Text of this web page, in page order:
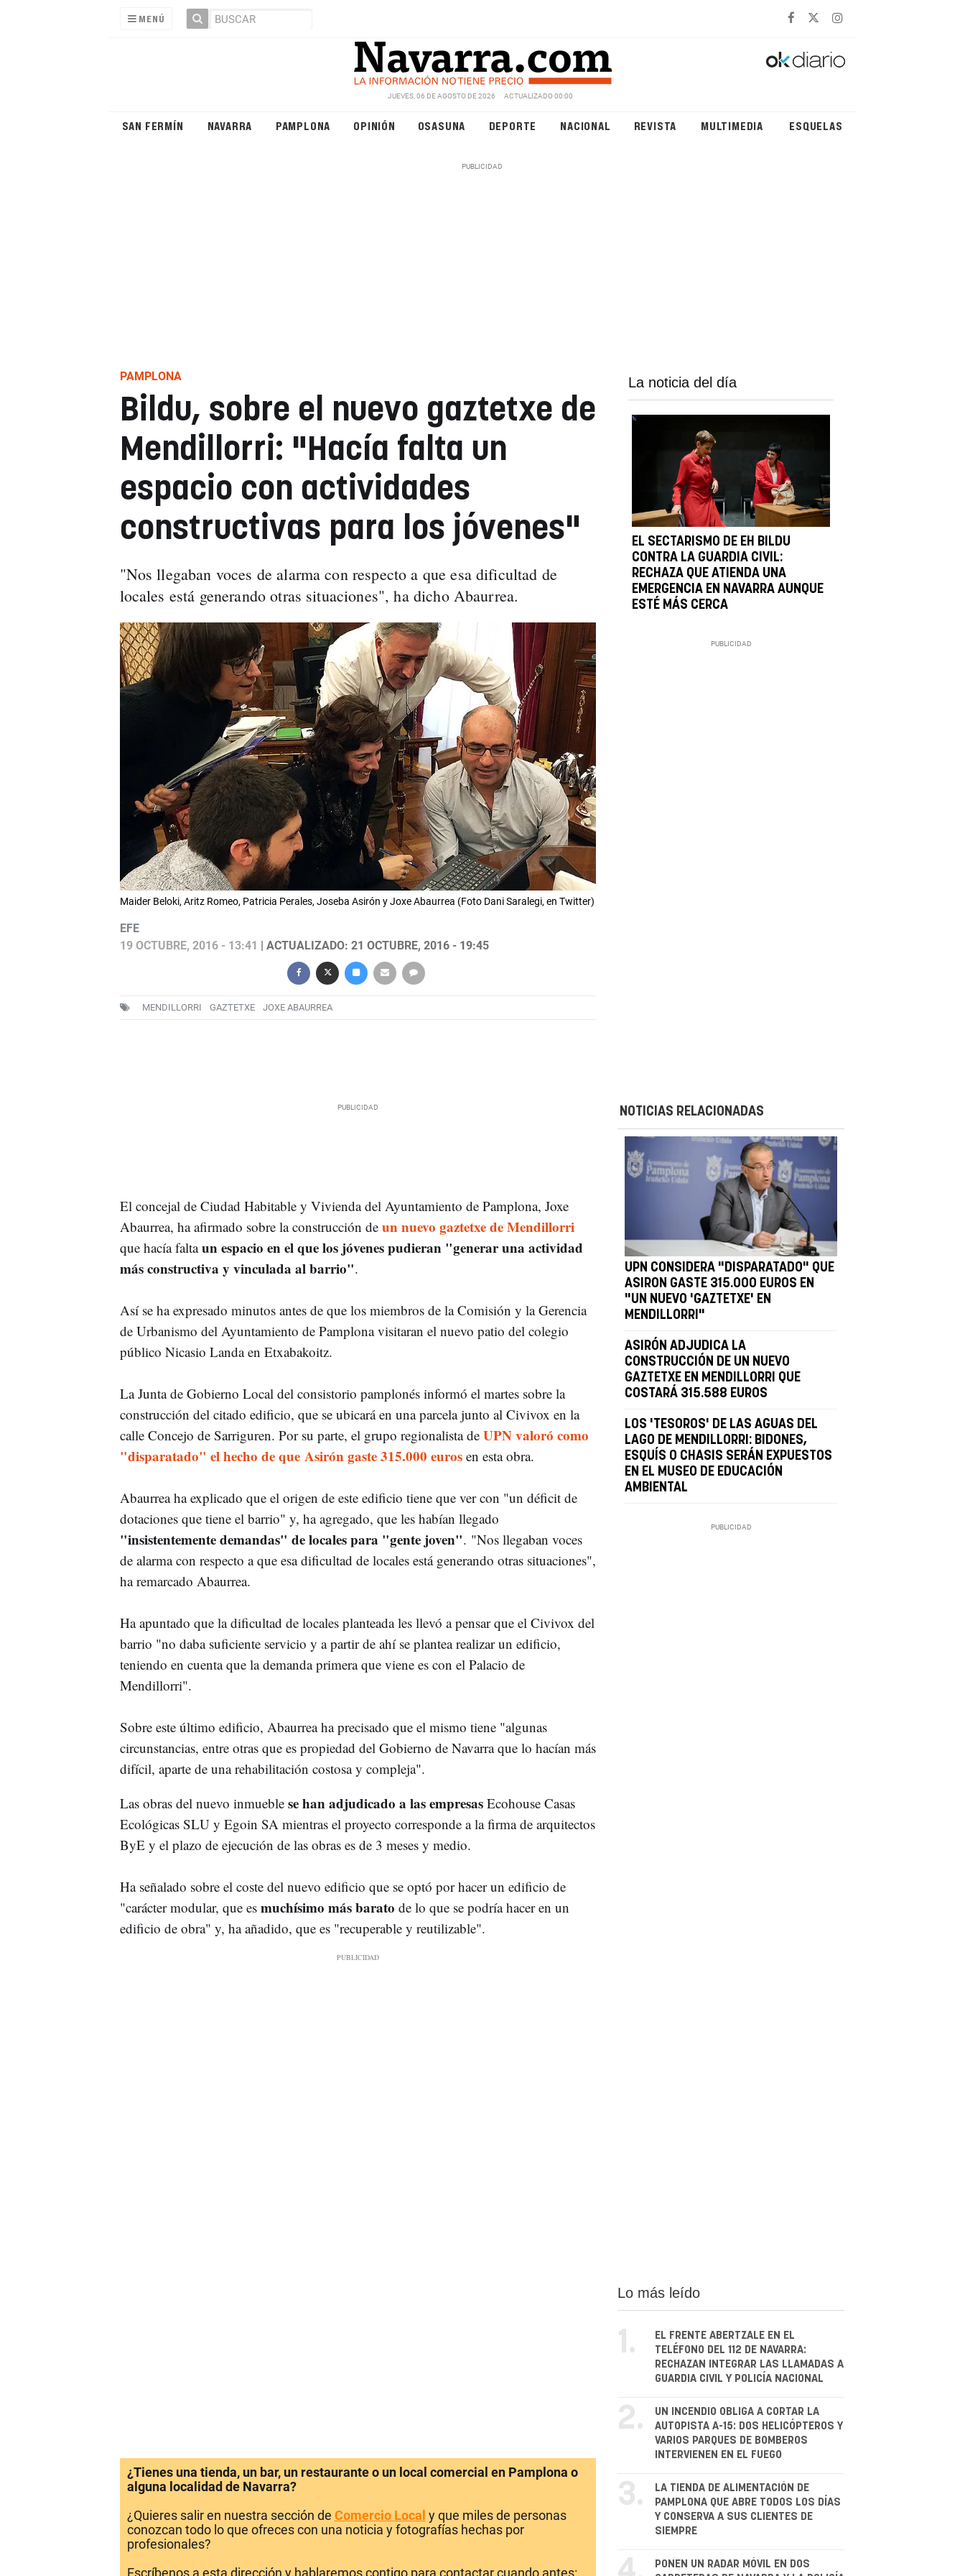
MENÚ
JUEVES, 06 DE AGOSTO DE 2026 ACTUALIZADO 00:00
SAN FERMÍN NAVARRA PAMPLONA OPINIÓN OSASUNA DEPORTE NACIONAL REVISTA MULTIMEDIA ESQUELAS
PAMPLONA
Bildu, sobre el nuevo gaztetxe de
Mendillorri: "Hacía falta un
espacio con actividades
constructivas para los jóvenes"
"Nos llegaban voces de alarma con respecto a que esa dificultad de
locales está generando otras situaciones", ha dicho Abaurrea.
Maider Beloki, Aritz Romeo, Patricia Perales, Joseba Asirón y Joxe Abaurrea (Foto Dani Saralegi, en Twitter)
EFE
19 OCTUBRE, 2016 - 13:41 | ACTUALIZADO: 21 OCTUBRE, 2016 - 19:45
MENDILLORRI GAZTETXE JOXE ABAURREA
La noticia del día
EL SECTARISMO DE EH BILDU
CONTRA LA GUARDIA CIVIL:
RECHAZA QUE ATIENDA UNA
EMERGENCIA EN NAVARRA AUNQUE
ESTÉ MÁS CERCA
El concejal de Ciudad Habitable y Vivienda del Ayuntamiento de Pamplona, Joxe
Abaurrea, ha afirmado sobre la construcción deun nuevo gaztetxe de Mendillorri
que hacía faltaun espacio en el que los jóvenes pudieran "generar una actividad
más constructiva y vinculada al barrio".
Así se ha expresado minutos antes de que los miembros de la Comisión y la Gerencia
de Urbanismo del Ayuntamiento de Pamplona visitaran el nuevo patio del colegio
público Nicasio Landa en Etxabakoitz.
La Junta de Gobierno Local del consistorio pamplonés informó el martes sobre la
construcción del citado edificio, que se ubicará en una parcela junto al Civivox en la
calle Concejo de Sarriguren. Por su parte, el grupo regionalista de UPN valoró como
"disparatado" el hecho de que Asirón gaste 315.000 eurosen esta obra.
Abaurrea ha explicado que el origen de este edificio tiene que ver con "un déficit de
dotaciones que tiene el barrio" y, ha agregado, que les habían llegado
"insistentemente demandas" de locales para "gente joven". "Nos llegaban voces
de alarma con respecto a que esa dificultad de locales está generando otras situaciones",
ha remarcado Abaurrea.
Ha apuntado que la dificultad de locales planteada les llevó a pensar que el Civivox del
barrio "no daba suficiente servicio y a partir de ahí se plantea realizar un edificio,
teniendo en cuenta que la demanda primera que viene es con el Palacio de
Mendillorri".
Sobre este último edificio, Abaurrea ha precisado que el mismo tiene "algunas
circunstancias, entre otras que es propiedad del Gobierno de Navarra que lo hacían más
difícil, aparte de una rehabilitación costosa y compleja".
Las obras del nuevo inmueble se han adjudicado a las empresasEcohouse Casas
Ecológicas SLU y Egoin SA mientras el proyecto corresponde a la firma de arquitectos
ByE y el plazo de ejecución de las obras es de 3 meses y medio.
Ha señalado sobre el coste del nuevo edificio que se optó por hacer un edificio de
"carácter modular, que es muchísimo más barato de lo que se podría hacer en un
edificio de obra" y, ha añadido, que es "recuperable y reutilizable".
NOTICIAS RELACIONADAS
UPN CONSIDERA "DISPARATADO" QUE
ASIRON GASTE 315.000 EUROS EN
"UN NUEVO 'GAZTETXE' EN
MENDILLORRI"
ASIRÓN ADJUDICA LA
CONSTRUCCIÓN DE UN NUEVO
GAZTETXE EN MENDILLORRI QUE
COSTARÁ 315.588 EUROS
LOS 'TESOROS' DE LAS AGUAS DEL
LAGO DE MENDILLORRI: BIDONES,
ESQUÍS O CHASIS SERÁN EXPUESTOS
EN EL MUSEO DE EDUCACIÓN
AMBIENTAL
¿Tienes una tienda, un bar, un restaurante o un local comercial en Pamplona o
alguna localidad de Navarra?
¿Quieres salir en nuestra sección de Comercio Local y que miles de personas
conozcan todo lo que ofreces con una noticia y fotografías hechas por
profesionales?
Escríbenos a esta dirección y hablaremos contigo para contactar cuando antes:
Lo más leído
1.
EL FRENTE ABERTZALE EN EL
TELÉFONO DEL 112 DE NAVARRA:
RECHAZAN INTEGRAR LAS LLAMADAS A
GUARDIA CIVIL Y POLICÍA NACIONAL
2.
UN INCENDIO OBLIGA A CORTAR LA
AUTOPISTA A-15: DOS HELICÓPTEROS Y
VARIOS PARQUES DE BOMBEROS
INTERVIENEN EN EL FUEGO
3.
LA TIENDA DE ALIMENTACIÓN DE
PAMPLONA QUE ABRE TODOS LOS DÍAS
Y CONSERVA A SUS CLIENTES DE
SIEMPRE
PONEN UN RADAR MÓVIL EN DOS